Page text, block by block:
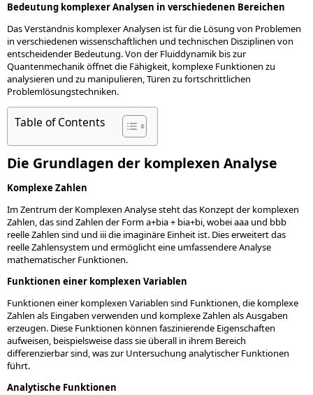
Bedeutung komplexer Analysen in verschiedenen Bereichen
Das Verständnis komplexer Analysen ist für die Lösung von Problemen
in verschiedenen wissenschaftlichen und technischen Disziplinen von
entscheidender Bedeutung. Von der Fluiddynamik bis zur
Quantenmechanik öffnet die Fähigkeit, komplexe Funktionen zu
analysieren und zu manipulieren, Türen zu fortschrittlichen
Problemlösungstechniken.
Table of Contents
Die Grundlagen der komplexen Analyse
Komplexe Zahlen
Im Zentrum der Komplexen Analyse steht das Konzept der komplexen
Zahlen, das sind Zahlen der Form a+bia + bia+bi, wobei aaa und bbb
reelle Zahlen sind und iii die imaginäre Einheit ist. Dies erweitert das
reelle Zahlensystem und ermöglicht eine umfassendere Analyse
mathematischer Funktionen.
Funktionen einer komplexen Variablen
Funktionen einer komplexen Variablen sind Funktionen, die komplexe
Zahlen als Eingaben verwenden und komplexe Zahlen als Ausgaben
erzeugen. Diese Funktionen können faszinierende Eigenschaften
aufweisen, beispielsweise dass sie überall in ihrem Bereich
differenzierbar sind, was zur Untersuchung analytischer Funktionen
führt.
Analytische Funktionen